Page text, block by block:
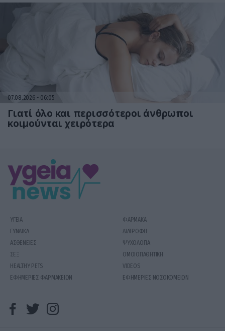
07.08.2026 06:05
Γιατί όλο και περισσότεροι άνθρωποι
κοιμούνται χειρότερα
ΥΓΕΙΑ
ΦΑΡΜΑΚΑ
ΓΥΝΑΙΚΑ
ΔΙΑΤΡΟΦΗ
ΑΣΘΕΝΕΙΕΣ
ΨΥΧΟΛΟΓΙΑ
ΣΕΞ
ΟΜΟΙΟΠΑΘΗΤΙΚΗ
HEALTHY PETS
VIDEOS
ΕΦΗΜΕΡΙΕΣ ΦΑΡΜΑΚΕΙΩΝ
ΕΦΗΜΕΡΙΕΣ ΝΟΣΟΚΟΜΕΙΩΝ